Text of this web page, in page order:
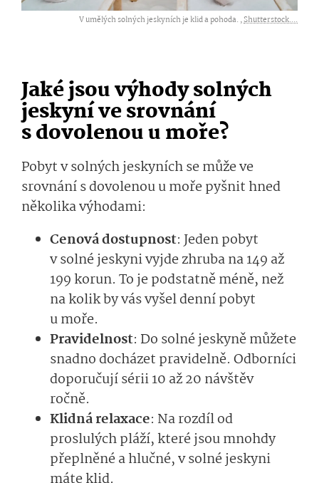
V umělých solných jeskyních je klid a pohoda. ,Shutterstock....
Jaké jsou výhody solných
jeskyní ve srovnání
s dovolenou u moře?
Pobyt v solných jeskyních se může ve
srovnání s dovolenou u moře pyšnit hned
několika výhodami:
Cenová dostupnost: Jeden pobyt
v solné jeskyni vyjde zhruba na 149 až
199 korun. To je podstatně méně, než
na kolik by vás vyšel denní pobyt
u moře.
Pravidelnost: Do solné jeskyně můžete
snadno docházet pravidelně. Odborníci
doporučují sérii 10 až 20 návštěv
ročně.
Klidná relaxace: Na rozdíl od
proslulých pláží, které jsou mnohdy
přeplněné a hlučné, v solné jeskyni